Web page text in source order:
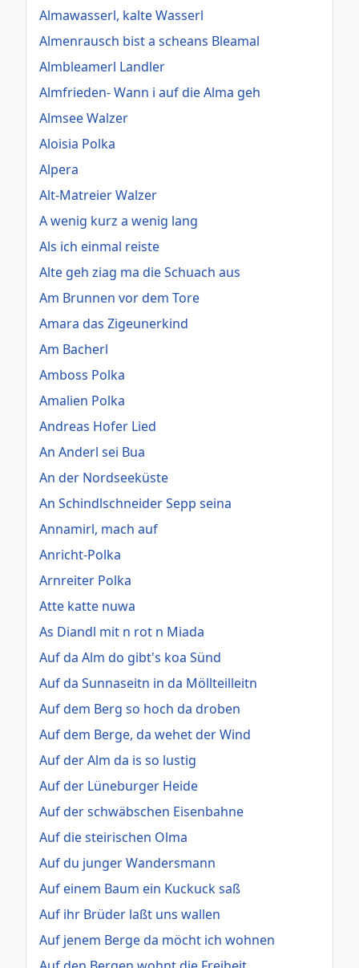
Almawasserl, kalte Wasserl
Almenrausch bist a scheans Bleamal
Almbleamerl Landler
Almfrieden- Wann i auf die Alma geh
Almsee Walzer
Aloisia Polka
Alpera
Alt-Matreier Walzer
A wenig kurz a wenig lang
Als ich einmal reiste
Alte geh ziag ma die Schuach aus
Am Brunnen vor dem Tore
Amara das Zigeunerkind
Am Bacherl
Amboss Polka
Amalien Polka
Andreas Hofer Lied
An Anderl sei Bua
An der Nordseeküste
An Schindlschneider Sepp seina
Annamirl, mach auf
Anricht-Polka
Arnreiter Polka
Atte katte nuwa
As Diandl mit n rot n Miada
Auf da Alm do gibt's koa Sünd
Auf da Sunnaseitn in da Möllteilleitn
Auf dem Berg so hoch da droben
Auf dem Berge, da wehet der Wind
Auf der Alm da is so lustig
Auf der Lüneburger Heide
Auf der schwäbschen Eisenbahne
Auf die steirischen Olma
Auf du junger Wandersmann
Auf einem Baum ein Kuckuck saß
Auf ihr Brüder laßt uns wallen
Auf jenem Berge da möcht ich wohnen